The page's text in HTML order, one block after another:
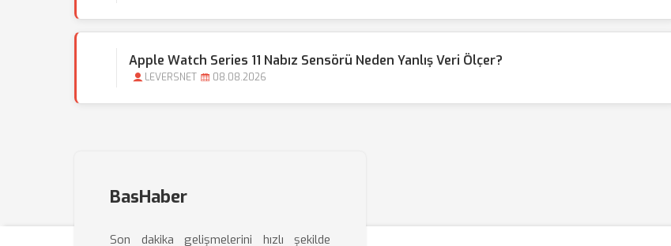
Apple Watch Series 11 Nabız Sensörü Neden Yanlış Veri Ölçer?
LEVERSNET 08.08.2026
BasHaber
Son dakika gelişmelerini hızlı şekilde